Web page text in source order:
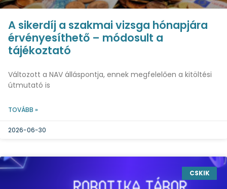
A sikerdíj a szakmai vizsga hónapjára
érvényesíthető – módosult a
tájékoztató
Változott a NAV álláspontja, ennek megfelelően a kitöltési
útmutató is
TOVÁBB »
2026-06-30
CSKIK